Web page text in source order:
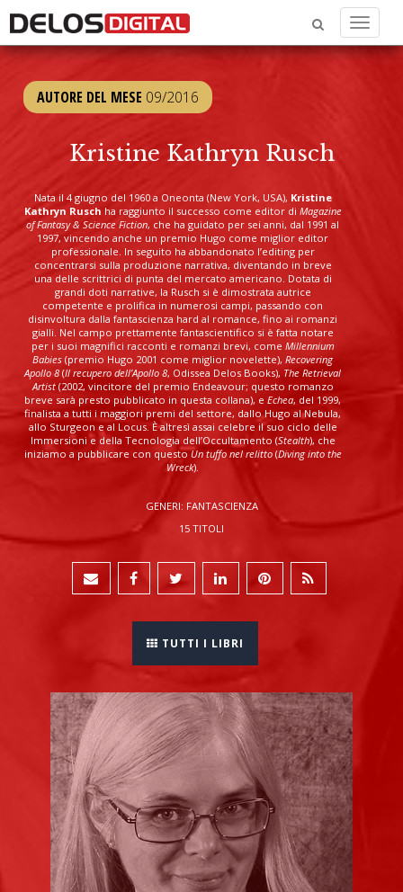
Menu
AUTORE DEL MESE 09/2016
Kristine Kathryn Rusch
Nata il 4 giugno del 1960 a Oneonta (New York, USA), Kristine
Kathryn Rusch ha raggiunto il successo come editor di Magazine
of Fantasy & Science Fiction, che ha guidato per sei anni, dal 1991 al
1997, vincendo anche un premio Hugo come miglior editor
professionale. In seguito ha abbandonato l’editing per
concentrarsi sulla produzione narrativa, diventando in breve
una delle scrittrici di punta del mercato americano. Dotata di
grandi doti narrative, la Rusch si è dimostrata autrice
competente e prolifica in numerosi campi, passando con
disinvoltura dalla fantascienza hard al romance, fino ai romanzi
gialli. Nel campo prettamente fantascientifico si è fatta notare
per i suoi magnifici racconti e romanzi brevi, come Millennium
Babies (premio Hugo 2001 come miglior novelette), Recovering
Apollo 8 (Il recupero dell’Apollo 8, Odissea Delos Books), The Retrieval
Artist (2002, vincitore del premio Endeavour; questo romanzo
breve sarà presto pubblicato in questa collana), e Echea, del 1999,
finalista a tutti i maggiori premi del settore, dallo Hugo al Nebula,
allo Sturgeon e al Locus. È altresì assai celebre il suo ciclo delle
Immersioni e della Tecnologia dell’Occultamento (Stealth), che
iniziamo a pubblicare con questoUn tuffo nel relitto(Diving into the
Wreck).
GENERI: FANTASCIENZA
15 TITOLI
TUTTI I LIBRI